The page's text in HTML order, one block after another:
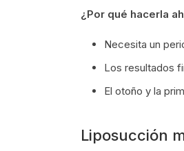
¿Por qué hacerla
Necesita un
Los resultados
El otoño y la
Liposucción